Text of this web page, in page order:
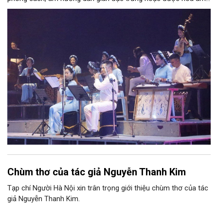
phối khí mới trên nền tảng làn điệu âm nhạc truyền thống Việt
Nam, đồng thời phải được trình diễn trực tiếp bằng nhạc cụ dân
Chùm thơ của tác giả Nguyễn Thanh Kim
Tạp chí Người Hà Nội xin trân trọng giới thiệu chùm thơ của tác
giả Nguyễn Thanh Kim.